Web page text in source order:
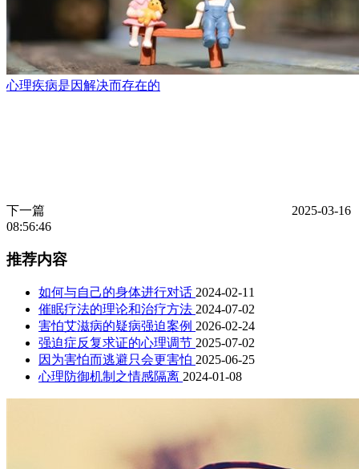
心理疾病是因解决而存在的
下一篇
2025-03-16
08:56:46
推荐内容
如何与自己的身体进行对话 2024-02-11
催眠疗法的理论和治疗方法 2024-07-02
害怕艾滋病的疑病强迫案例 2026-02-24
强迫症反复求证的心理调节 2025-07-02
因为害怕而逃避只会更害怕 2025-06-25
心理防御机制之情感隔离 2024-01-08